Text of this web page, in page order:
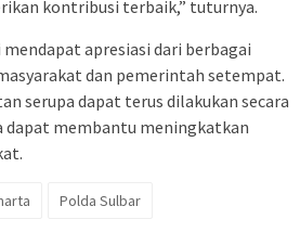
kontribusi terbaik,” tuturnya.
apresiasi dari berbagai
dan pemerintah setempat.
serupa dapat terus dilakukan secara
dapat membantu meningkatkan
Polda Sulbar